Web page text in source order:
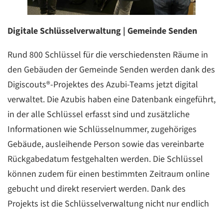
Digitale Schlüsselverwaltung | Gemeinde Senden
Rund 800 Schlüssel für die verschiedensten Räume in
den Gebäuden der Gemeinde Senden werden dank des
Digiscouts®-Projektes des Azubi-Teams jetzt digital
verwaltet. Die Azubis haben eine Datenbank eingeführt,
in der alle Schlüssel erfasst sind und zusätzliche
Informationen wie Schlüsselnummer, zugehöriges
Gebäude, ausleihende Person sowie das vereinbarte
Rückgabedatum festgehalten werden. Die Schlüssel
können zudem für einen bestimmten Zeitraum online
gebucht und direkt reserviert werden. Dank des
Projekts ist die Schlüsselverwaltung nicht nur endlich